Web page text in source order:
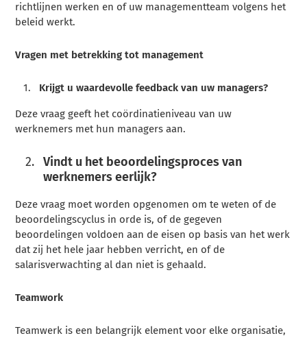
richtlijnen werken en of uw managementteam volgens het
beleid werkt.
Vragen met betrekking tot management
Krijgt u waardevolle feedback van uw managers?
Deze vraag geeft het coördinatieniveau van uw
werknemers met hun managers aan.
Vindt u het beoordelingsproces van
werknemers eerlijk?
Deze vraag moet worden opgenomen om te weten of de
beoordelingscyclus in orde is, of de gegeven
beoordelingen voldoen aan de eisen op basis van het werk
dat zij het hele jaar hebben verricht, en of de
salarisverwachting al dan niet is gehaald.
Teamwork
Teamwerk is een belangrijk element voor elke organisatie,